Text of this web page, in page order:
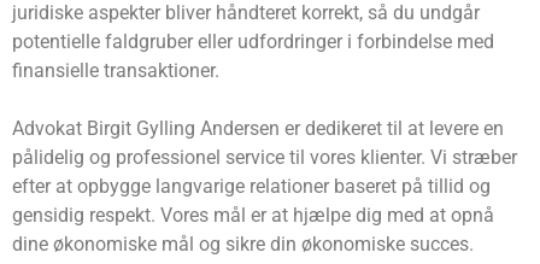
juridiske aspekter bliver håndteret korrekt, så du undgår
potentielle faldgruber eller udfordringer i forbindelse med
finansielle transaktioner.
Advokat Birgit Gylling Andersen er dedikeret til at levere en
pålidelig og professionel service til vores klienter. Vi stræber
efter at opbygge langvarige relationer baseret på tillid og
gensidig respekt. Vores mål er at hjælpe dig med at opnå
dine økonomiske mål og sikre din økonomiske succes.